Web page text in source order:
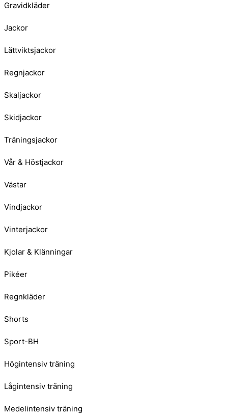
Gravidkläder
Jackor
Lättviktsjackor
Regnjackor
Skaljackor
Skidjackor
Träningsjackor
Vår & Höstjackor
Västar
Vindjackor
Vinterjackor
Kjolar & Klänningar
Pikéer
Regnkläder
Shorts
Sport-BH
Högintensiv träning
Lågintensiv träning
Medelintensiv träning